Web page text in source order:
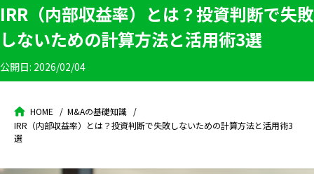
IRR（内部収益率）とは？投資判断で失敗
しないための計算方法と活用術3選
公開日: 2026/02/04
HOME
M&Aの基礎知識
IRR（内部収益率）とは？投資判断で失敗しないための計算方法と活用術3
選